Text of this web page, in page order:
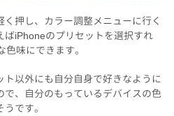
押し、カラー調整メニューに行く
ばiPhoneのプリセットを選択すれ
味にできます。
以外にも自分自身で好きなように
、自分のもっているデバイスの色
です。